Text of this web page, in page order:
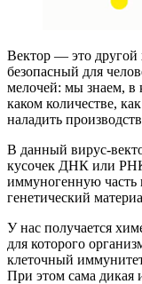
Вектор — это другой
безопасный для
мелочей: мы знаем, в
каком количестве,
наладить
В данный вирус-
кусочек ДНК или
иммуногенную часть
генетический
У нас получается
для которого
клеточный
При этом сама дикая